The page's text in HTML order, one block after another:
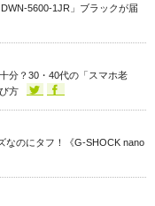
5600-1JR」ブラックが届
分？30・40代の「スマホ老
方
なのにタフ！《G-SHOCK nano